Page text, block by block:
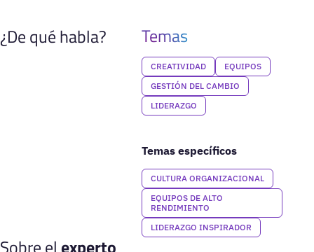
¿De qué habla? Temas
CREATIVIDAD
EQUIPOS
GESTIÓN DEL CAMBIO
LIDERAZGO
Temas específicos
CULTURA ORGANIZACIONAL
EQUIPOS DE ALTO
RENDIMIENTO
LIDERAZGO INSPIRADOR